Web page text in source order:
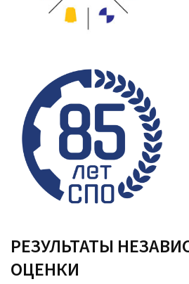
РЕЗУЛЬТАТЫ
ОЦЕНКИ